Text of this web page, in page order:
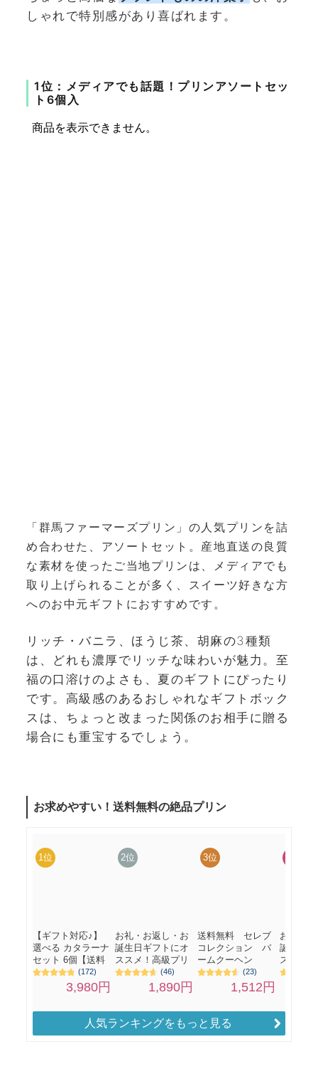
しゃれで特別感があり喜ばれます。
1位：メディアでも話題！プリンアソートセッ
ト6個入
「群馬ファーマーズプリン」の人気プリンを詰
め合わせた、アソートセット。産地直送の良質
な素材を使ったご当地プリンは、メディアでも
取り上げられることが多く
、スイーツ好きな方
へのお中元ギフトにおすすめです。
リッチ・バニラ、ほうじ茶、胡麻の3種類
は、どれも濃厚でリッチな味わいが魅力。至
福の口溶けのよさも、夏のギフトにぴったり
です。高級感のあるおしゃれなギフトボック
スは、ちょっと改まった関係のお相手に贈る
場合にも重宝するでしょう。
人気ランキングをもっと見る